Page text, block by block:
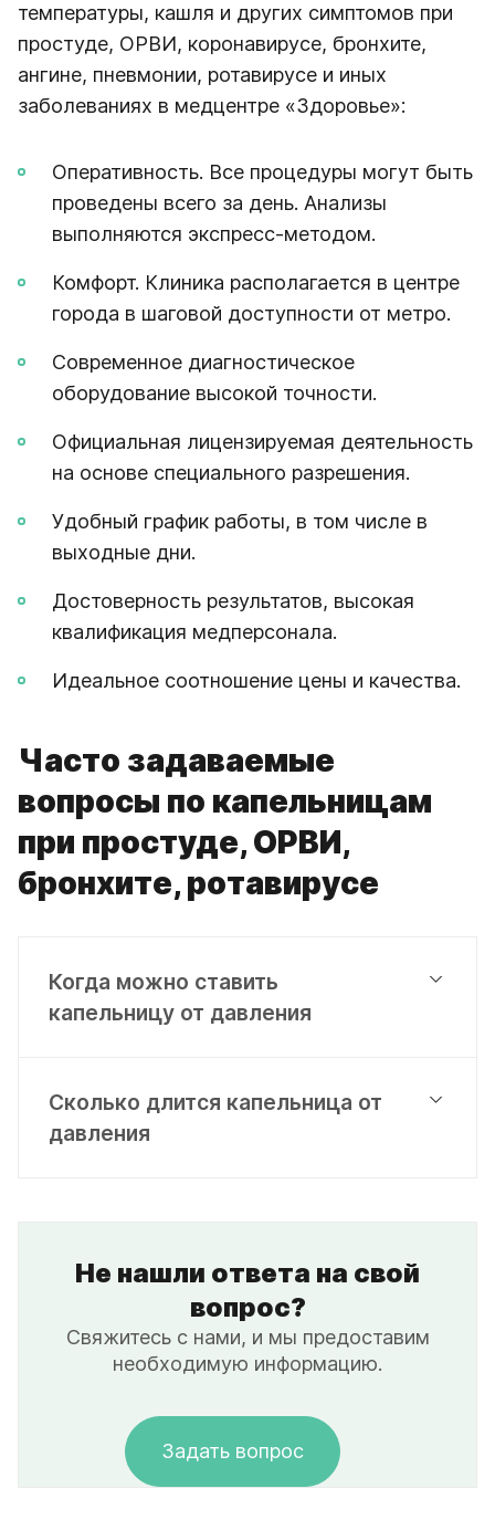
температуры, кашля и других симптомов при
простуде, ОРВИ, коронавирусе, бронхите,
ангине, пневмонии, ротавирусе и иных
заболеваниях в медцентре «Здоровье»:
Оперативность. Все процедуры могут быть
проведены всего за день. Анализы
выполняются экспресс-методом.
Комфорт. Клиника располагается в центре
города в шаговой доступности от метро.
Современное диагностическое
оборудование высокой точности.
Официальная лицензируемая деятельность
на основе специального разрешения.
Удобный график работы, в том числе в
выходные дни.
Достоверность результатов, высокая
квалификация медперсонала.
Идеальное соотношение цены и качества.
Часто задаваемые
вопросы по капельницам
при простуде, ОРВИ,
бронхите, ротавирусе
Когда можно ставить
капельницу от давления
Сколько длится капельница от
давления
Не нашли ответа на свой
вопрос?
Свяжитесь с нами, и мы предоставим
необходимую информацию.
Задать вопрос